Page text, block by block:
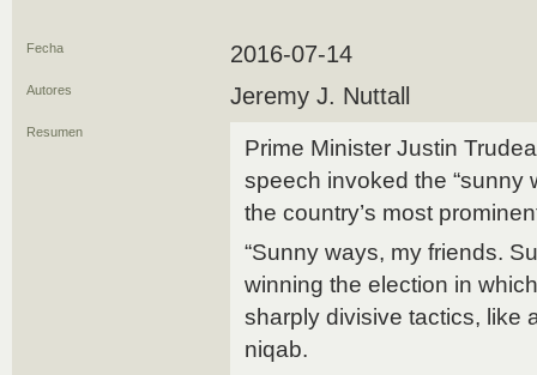
Fecha 2016-07-14
Autores Jeremy J. Nuttall
Resumen
Prime Minister Justin
speech invoked the “sunny
the country’s most
“Sunny ways, my friends.
winning the election in
sharply divisive tactics, like
niqab.